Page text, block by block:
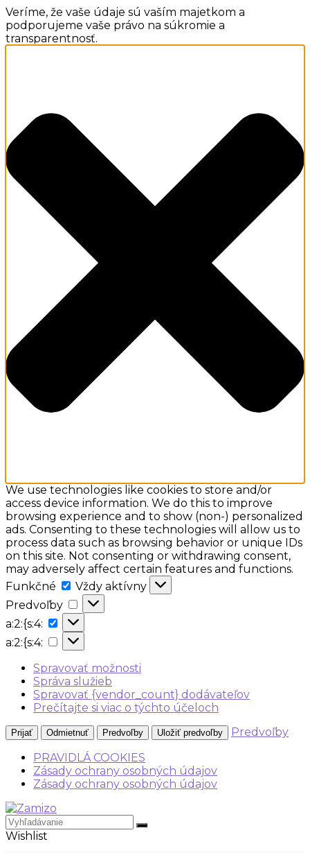
Veríme, že vaše údaje sú vaším majetkom a
podporujeme vaše právo na súkromie a
transparentnosť.
We use technologies like cookies to store and/or
access device information. We do this to improve
browsing experience and to show (non-) personalized
ads. Consenting to these technologies will allow us to
process data such as browsing behavior or unique IDs
on this site. Not consenting or withdrawing consent,
may adversely affect certain features and functions.
Funkčné
Funkčné
Vždy aktívny
Predvoľby
Predvoľby
a:2:{s:4:
a:2:
{s:4:
a:2:{s:4:
a:2:
{s:4:
Spravovať možnosti
Správa služieb
Spravovať {vendor_count} dodávateľov
Prečítajte si viac o týchto účeloch
Prijať Odmietnuť Predvoľby Uložiť predvoľby
Predvoľby
PRAVIDLÁ COOKIES
Zásady ochrany osobných údajov
Zásady ochrany osobných údajov
Wishlist